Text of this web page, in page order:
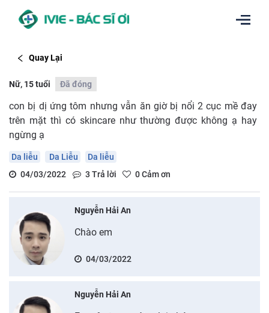
Quay Lại
Nữ, 15 tuổi Đã đóng
con bị dị ứng tôm nhưng vẫn ăn giờ bị nổi 2 cục mề đay
trên mặt thì có skincare như thường được không ạ hay
ngừng ạ
Da liễu Da Liễu
Da liễu
04/03/2022
3 Trả lời 0Cảm ơn
Nguyễn Hải An
Chào em
04/03/2022
Nguyễn Hải An